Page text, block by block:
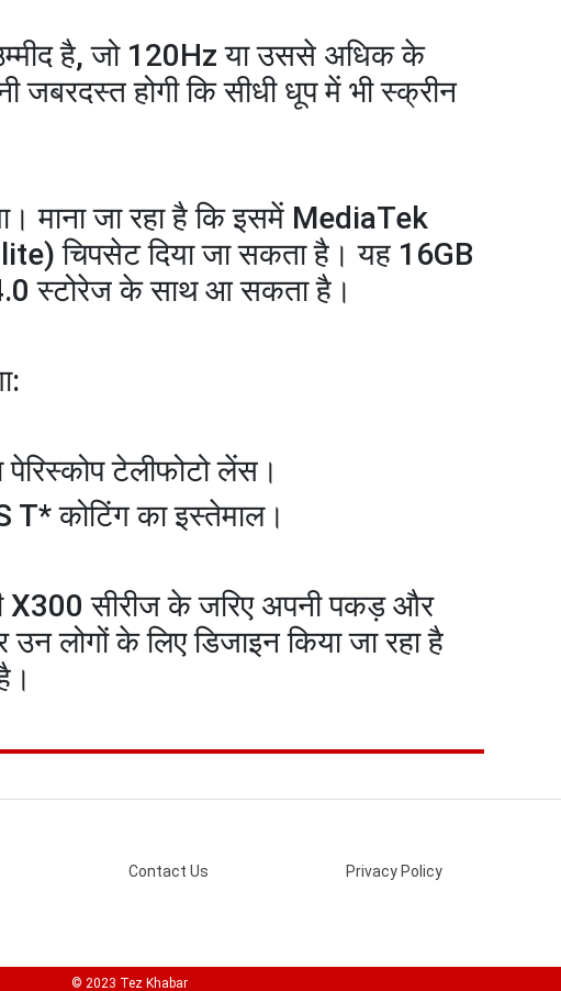
है, जो 120Hz या उससे अधिक के
होगी कि सीधी धूप में भी स्क्रीन
माना जा रहा है कि इसमें MediaTek
चिपसेट दिया जा सकता है। यह 16GB
स्टोरेज के साथ आ सकता है।
टेलीफोटो लेंस।
T* कोटिंग का इस्तेमाल।
X300 सीरीज के जरिए अपनी पकड़ और
लोगों के लिए डिजाइन किया जा रहा है
Contact Us Privacy Policy
© 2023 Tez Khabar